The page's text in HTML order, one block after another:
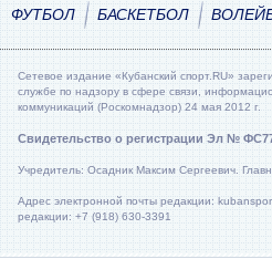
ФУТБОЛ БАСКЕТБОЛ
Сетевое издание «Кубанский спорт.RU»
службе по надзору в сфере связи,
коммуникаций (Роскомнадзор) 24 мая 2012 г.
Свидетельство о регистрации Эл №
Учредитель: Осадник Максим Сергеевич.
Адрес электронной почты редакции:
редакции: +7 (918) 630-3391